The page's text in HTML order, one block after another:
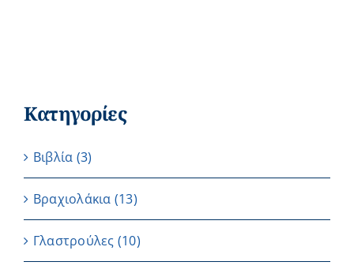
Κατηγορίες
Βιβλία (3)
Βραχιολάκια (13)
Γλαστρούλες (10)